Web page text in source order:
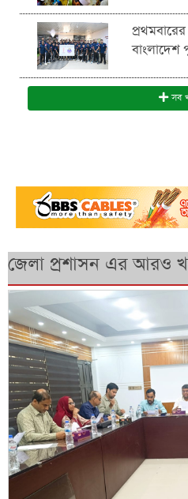
বাংলাদেশ
সব
জেলা প্রশাসন এর আরও